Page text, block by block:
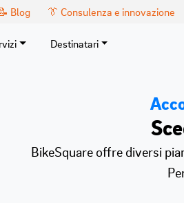
Blog 👔 Consulenza e innovazione
Destinatari
BikeSquare offre diversi